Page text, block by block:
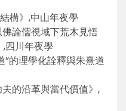
構》,中山年夜學
論儒視域下荒木見悟
,四川年夜學
”的理學化詮釋與朱熹道
的沿革與當代價值》,